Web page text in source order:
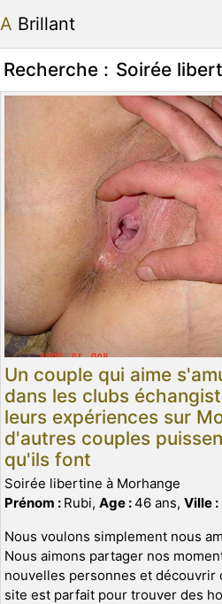
A Brillant
Recherche : Soirée
Un couple qui aime
dans les clubs
leurs expériences sur
d'autres couples
qu'ils font
Soirée libertine à Morhange
Prénom : Rubi, Age :46 ans, Ville :
Nous voulons simplement nous
Nous aimons partager nos
nouvelles personnes et découvrir
site est parfait pour trouver des